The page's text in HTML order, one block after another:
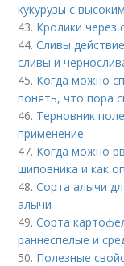
кукурузы с
43. Кролики через
44.Сливы
сливы и
45. Когда можно
понять, что пора
46. Терновник
применение
47. Когда можно
шиповника и как
48.Сорта алычи
алычи
49.Сорта
раннеспелые и
50. Полезные